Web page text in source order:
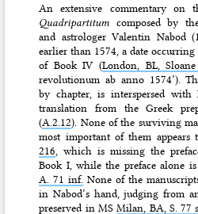
An extensive commentary on
Quadripartitum composed by
and astrologer Valentin Nabod
earlier than 1574, a date
of Book IV (London, BL,
revolutionum ab anno 1574’).
by chapter, is interspersed
translation from the Greek
(A.2.12). None of the surviving
most important of them appears
216 , which is missing the
Book I, while the preface alone
A. 71 inf. None of the
in Nabod’s hand, judging from
preserved in MSMilan, BA, S. 77